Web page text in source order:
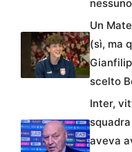
Un
(sì, ma
scelto
Inter,
aveva